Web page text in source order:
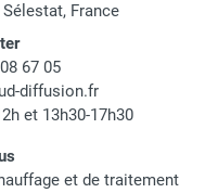
France
67 05
diffusion.fr
et 13h30-17h30
et de traitement